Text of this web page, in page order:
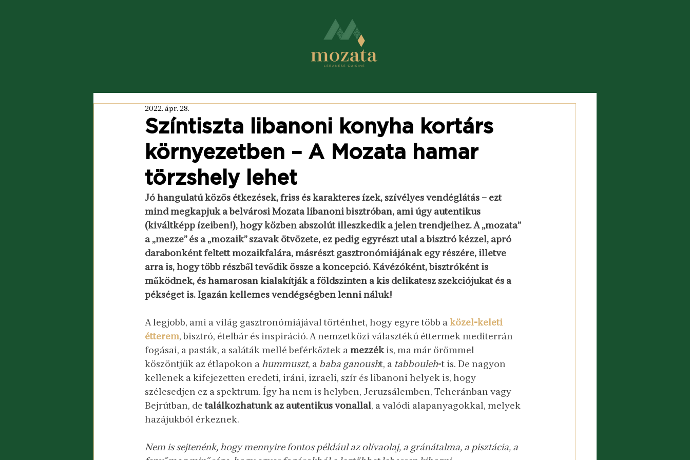
Színtiszta libanoni konyha kortárs
környezetben – A Mozata hamar
törzshely lehet
2022. ápr. 28.
Jó hangulatú közös étkezések, friss és karakteres ízek, szívélyes vendéglátás – ezt
mind megkapjuk a belvárosi Mozata libanoni bisztróban, ami úgy autentikus
(kiváltképp ízeiben!), hogy közben abszolút illeszkedik a jelen trendjeihez. A „mozata”
a „mezze” és a „mozaik” szavak ötvözete, ez pedig egyrészt utal a bisztró kézzel, apró
darabonként feltett mozaikfalára, másrészt gasztronómiájának egy részére, illetve
arra is, hogy több részből tevődik össze a koncepció. Kávézóként, bisztróként is
működnek, és hamarosan kialakítják a földszinten a kis delikatesz szekciójukat és a
pékséget is. Igazán kellemes vendégségben lenni náluk!
A legjobb, ami a világ gasztronómiájával történhet, hogy egyre több a közel-keleti
étterem, bisztró, ételbár és inspiráció. A nemzetközi választékú éttermek mediterrán
fogásai, a pasták, a saláták mellé beférkőztek a mezzék is, ma már örömmel
köszöntjük az étlapokon a hummuszt, a baba ganousht, a tabbouleh-t is. De nagyon
kellenek a kifejezetten eredeti, iráni, izraeli, szír és libanoni helyek is, hogy
szélesedjen ez a spektrum. Így ha nem is helyben, Jeruzsálemben, Teheránban vagy
Bejrútban, de találkozhatunk az autentikus vonallal, a valódi alapanyagokkal, melyek
hazájukból érkeznek.
Nem is sejtenénk, hogy mennyire fontos például az olívaolaj, a gránátalma, a pisztácia, a